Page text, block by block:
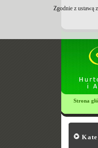
Strona
Zgodnie z ustawą